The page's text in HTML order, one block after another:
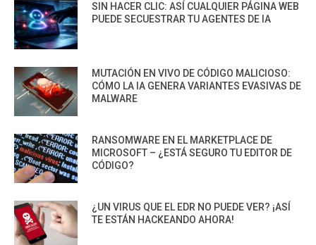
SIN HACER CLIC: ASÍ CUALQUIER PÁGINA WEB
PUEDE SECUESTRAR TU AGENTES DE IA
MUTACIÓN EN VIVO DE CÓDIGO MALICIOSO:
CÓMO LA IA GENERA VARIANTES EVASIVAS DE
MALWARE
RANSOMWARE EN EL MARKETPLACE DE
MICROSOFT – ¿ESTÁ SEGURO TU EDITOR DE
CÓDIGO?
¿UN VIRUS QUE EL EDR NO PUEDE VER? ¡ASÍ
TE ESTÁN HACKEANDO AHORA!